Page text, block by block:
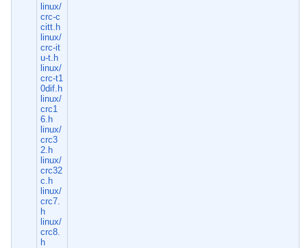
linux/
crc-c
citt.h
linux/
crc-it
u-t.h
linux/
crc-t1
0dif.h
linux/
crc1
6.h
linux/
crc3
2.h
linux/
crc32
c.h
linux/
crc7.
h
linux/
crc8.
h